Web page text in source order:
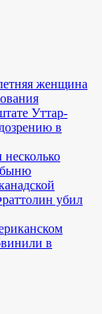
женщина
Уттар-
в
убил
в